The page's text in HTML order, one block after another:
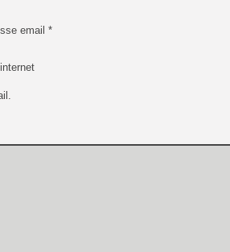
[GK] Oubliez Crazy Taxi,
[LS] [Switch] NSZ 5.0.0
[GK] Bethesda fête les 30
[GK] Roblox : l'action en
email *